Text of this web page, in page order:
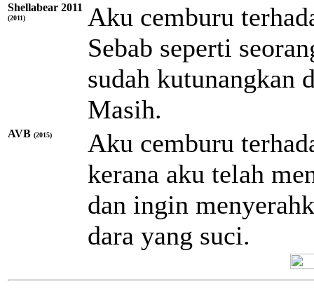
Shellabear 2011
(2011)
Aku cemburu
Sebab seperti
sudah kutunangkan
Masih.
AVB (2015)
Aku cemburu
kerana aku telah
dan ingin
dara yang suci.